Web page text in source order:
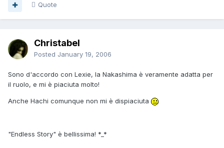
Quote
Christabel
Posted January 19, 2006
Sono d'accordo con Lexie, la Nakashima è veramente adatta per
il ruolo, e mi è piaciuta molto!
Anche Hachi comunque non mi è dispiaciuta
"Endless Story" è bellissima! *_*